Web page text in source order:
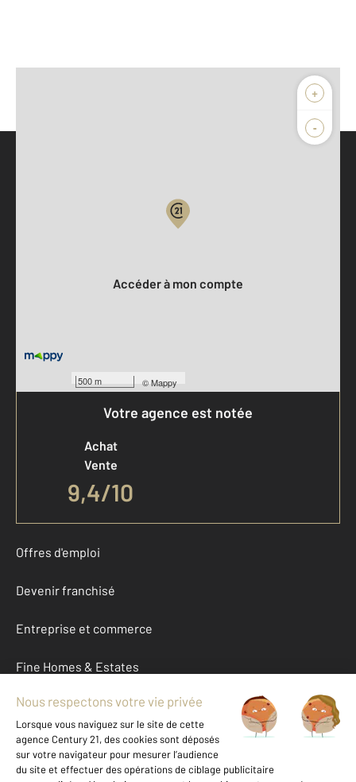
+
-
500 m ©Mappy
Accéder à mon compte
Votre agence est notée
Achat
Vente
9,4/10
Offres d'emploi
Devenir franchisé
Entreprise et commerce
Fine Homes & Estates
À propos
International